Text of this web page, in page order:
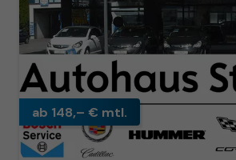
ab 148,– € mtl.